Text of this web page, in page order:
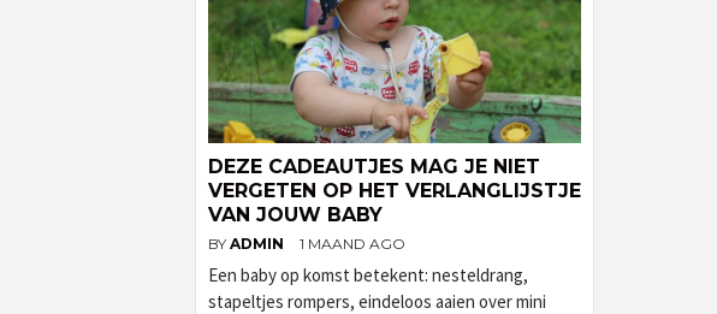
DEZE CADEAUTJES MAG JE NIET
VERGETEN OP HET VERLANGLIJSTJE
VAN JOUW BABY
BY ADMIN 1 MAAND AGO
Een baby op komst betekent: nesteldrang,
stapeltjes rompers, eindeloos aaien over mini